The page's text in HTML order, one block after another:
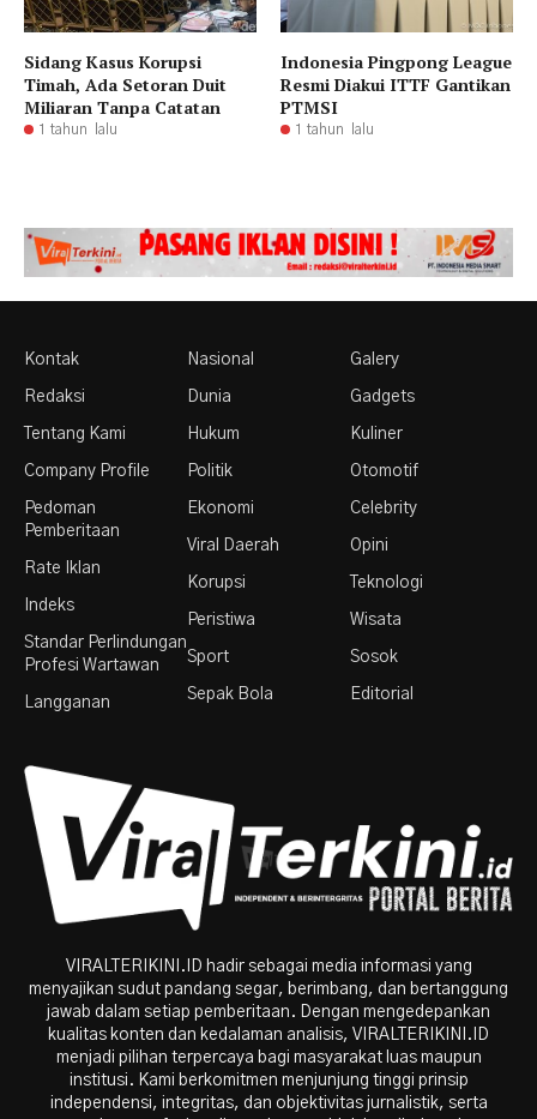
Sidang Kasus Korupsi
Timah, Ada Setoran Duit
Miliaran Tanpa Catatan
1 tahun lalu
Indonesia Pingpong League
Resmi Diakui ITTF Gantikan
PTMSI
1 tahun lalu
Kontak
Redaksi
Tentang Kami
Company Profile
Pedoman
Pemberitaan
Rate Iklan
Indeks
Standar Perlindungan
Profesi Wartawan
Langganan
Nasional
Dunia
Hukum
Politik
Ekonomi
Viral Daerah
Korupsi
Peristiwa
Sport
Sepak Bola
Galery
Gadgets
Kuliner
Otomotif
Celebrity
Opini
Teknologi
Wisata
Sosok
Editorial
VIRALTERIKINI.ID hadir sebagai media informasi yang
menyajikan sudut pandang segar, berimbang, dan bertanggung
jawab dalam setiap pemberitaan. Dengan mengedepankan
kualitas konten dan kedalaman analisis, VIRALTERIKINI.ID
menjadi pilihan terpercaya bagi masyarakat luas maupun
institusi. Kami berkomitmen menjunjung tinggi prinsip
independensi, integritas, dan objektivitas jurnalistik, serta